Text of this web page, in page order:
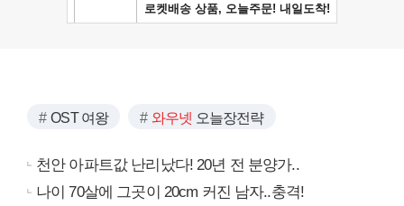
OST 여왕 와우넷 오늘장전략
천안 아파트값 난리났다! 20년 전 분양가..
나이 70살에 그곳이 20cm 커진 남자..충격!